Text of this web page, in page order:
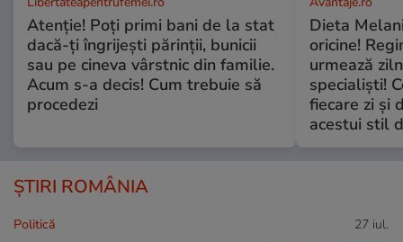
Atenție! Poți primi bani de la stat
dacă-ți îngrijești părinții, bunicii
sau pe cineva vârstnic din familie.
Acum s-a decis! Cum trebuie să
procedezi
Dieta
oricine!
urmează
specialiști!
fiecare zi și
acestui stil
ȘTIRI ROMÂNIA
Politică 27 iul.